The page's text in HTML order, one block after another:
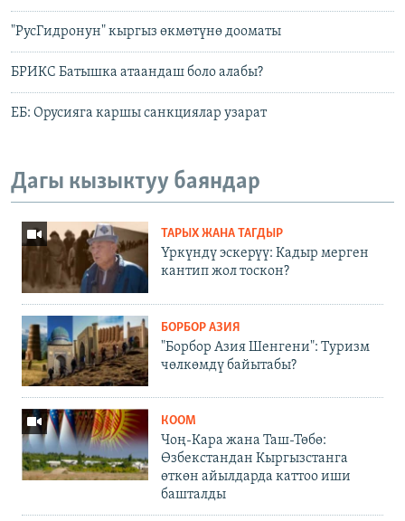
"РусГидронун" кыргыз өкмөтүнө дооматы
БРИКС Батышка атаандаш боло алабы?
ЕБ: Орусияга каршы санкциялар узарат
Дагы кызыктуу баяндар
ТАРЫХ ЖАНА ТАГДЫР
Үркүндү эскерүү: Кадыр мерген
кантип жол тоскон?
БОРБОР АЗИЯ
"Борбор Азия Шенгени": Туризм
чөлкөмдү байытабы?
КООМ
Чоң-Кара жана Таш-Төбө:
Өзбекстандан Кыргызстанга
өткөн айылдарда каттоо иши
башталды